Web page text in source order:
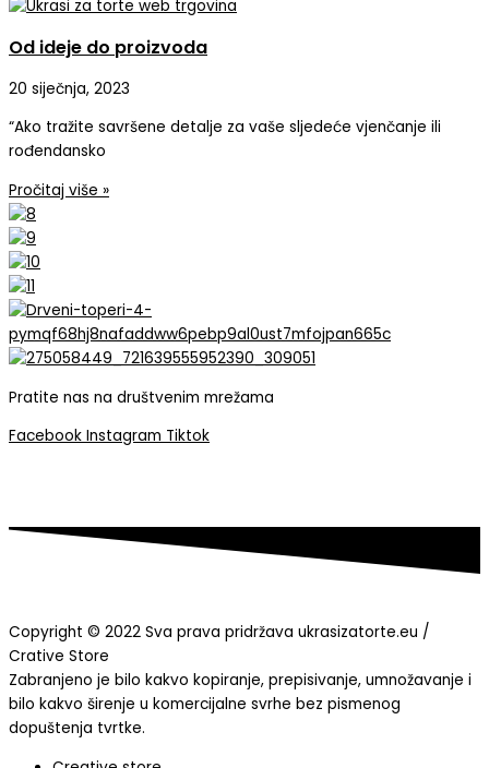
Od ideje do proizvoda
20 siječnja, 2023
“Ako tražite savršene detalje za vaše sljedeće vjenčanje ili
rođendansko
Pročitaj više »
Pratite nas na društvenim mrežama
Facebook Instagram Tiktok
Copyright © 2022 Sva prava pridržava ukrasizatorte.eu /
Crative Store
Zabranjeno je bilo kakvo kopiranje, prepisivanje, umnožavanje i
bilo kakvo širenje u komercijalne svrhe bez pismenog
dopuštenja tvrtke.